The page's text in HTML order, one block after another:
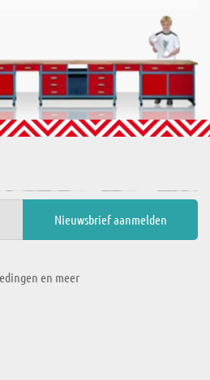
en meer